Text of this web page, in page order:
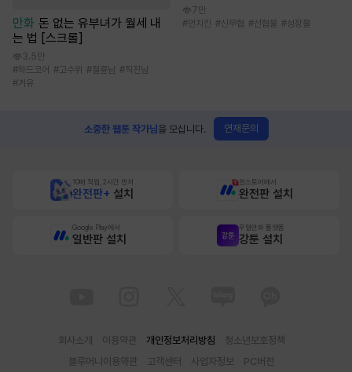
만화 돈 없는 유부녀가 월세 내
는 법 [스크롤]
3.5만
#하드코어 #고수위 #절륜남 #직진남
#거유
7만
#먼치킨 #신무협 #선협물 #성장물
소중한 웹툰 작가님을 모십니다. 연재문의
10배 적립, 2시간 먼저
완전판+ 설치
원스토어에서
완전판 설치
Google Play에서
일반판 설치
무협만화 플랫폼
강툰 설치
회사소개 이용약관 개인정보처리방침
청소년보호정책
블루머니이용약관
고객센터 사업자정보 PC버전